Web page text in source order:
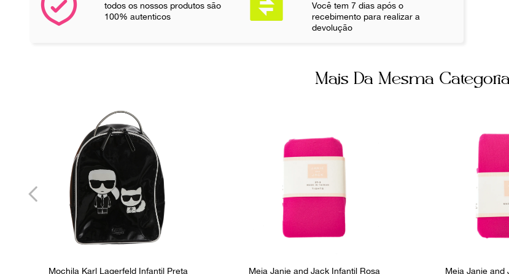
todos os nossos produtos são
100% autenticos
Você tem 7 dias após o
recebimento para realizar a
devolução
Mais Da Mesma
Mochila Karl Lagerfeld Infantil Preta Meia Janie and Jack Infantil Rosa Meia Janie and